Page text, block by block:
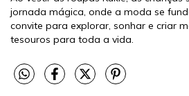
jornada mágica, onde a moda se
convite para explorar, sonhar e criar
tesouros para toda a vida.